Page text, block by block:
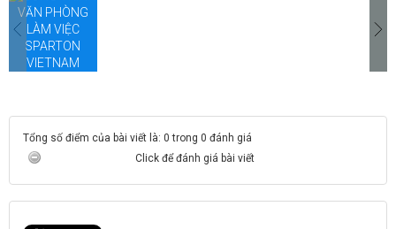
Tổng số điểm của bài viết là: 0 trong 0 đánh giá
Click để đánh giá bài viết